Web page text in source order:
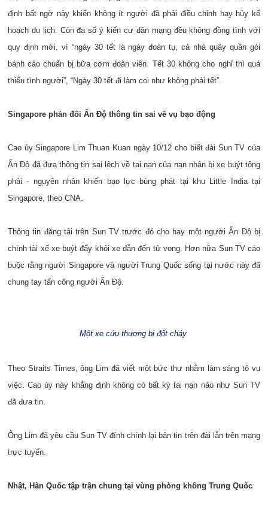
định bất ngờ này khiến không ít người đã phải điều chỉnh hay hủy kế
hoạch du lịch. Còn đa số ý kiến cư dân mạng đều không đồng tình với
quy định mới, vì “ngày 30 tết là ngày đoàn tụ, cả nhà quây quần gói
bánh cảo chuẩn bị bữa cơm đoàn viên. Tết 30 không cho nghỉ thì quá
thiếu tình người”, “Ngày 30 tết đi làm coi như không phải tết”.
Singapore phản đối Ấn Độ thông tin sai về vụ bạo động
Cao ủy Singapore Lim Thuan Kuan ngày 10/12 cho biết đài Sun TV của
Ấn Độ đã đưa thông tin sai lêch về tai nạn của nạn nhân bị xe buýt tông
phải - nguyên nhân khiến bạo lực bùng phát tại khu Little India tại
Singapore, theo CNA.
Thông tin đăng tải trên Sun TV trước đó cho hay một người Ấn Độ bị
chính tài xế xe buýt đẩy khỏi xe dẫn đến tử vong. Hơn nữa Sun TV cáo
buộc rằng người Singapore và người Trung Quốc sống tại nước này đã
chung tay tấn công người Ấn Độ.
Một xe cứu thương bị đốt cháy
Theo Straits Times, ông Lim đã viết một bức thư nhằm làm sáng tỏ vụ
việc. Cao ủy này khẳng định không có bất kỳ tai nạn nào như Sun TV
đã đưa tin.
Ông Lim đã yêu cầu Sun TV đính chính lại bản tin trên đài lẫn trên mạng
trực tuyến.
Nhật, Hàn Quốc tập trận chung tại vùng phòng không Trung Quốc